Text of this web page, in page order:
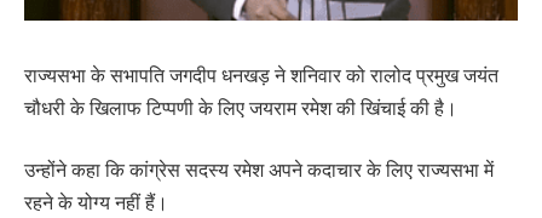
राज्यसभा के सभापति जगदीप धनखड़ ने शनिवार को रालोद प्रमुख जयंत
चौधरी के खिलाफ टिप्पणी के लिए जयराम रमेश की खिंचाई की है।
उन्होंने कहा कि कांग्रेस सदस्य रमेश अपने कदाचार के लिए राज्यसभा में
रहने के योग्य नहीं हैं।